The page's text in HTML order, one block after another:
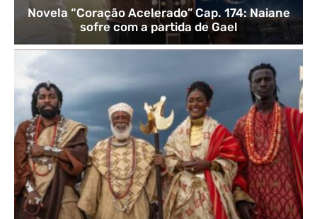
Novela “Coração Acelerado” Cap. 174: Naiane
sofre com a partida de Gael